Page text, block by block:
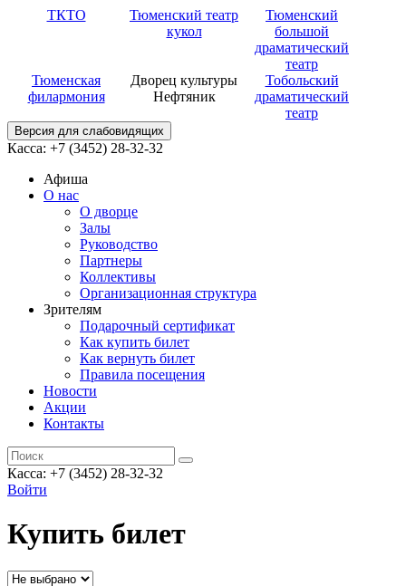
ТКТО
Тюменский театр
кукол
Тюменский
большой
драматический
театр
Тюменская
филармония
Дворец культуры
Нефтяник
Тобольский
драматический
театр
Версия для слабовидящих
Касса: +7 (3452) 28-32-32
Афиша
О нас
О дворце
Залы
Руководство
Партнеры
Коллективы
Организационная структура
Зрителям
Подарочный сертификат
Как купить билет
Как вернуть билет
Правила посещения
Новости
Акции
Контакты
Касса: +7 (3452) 28-32-32
Войти
Купить билет